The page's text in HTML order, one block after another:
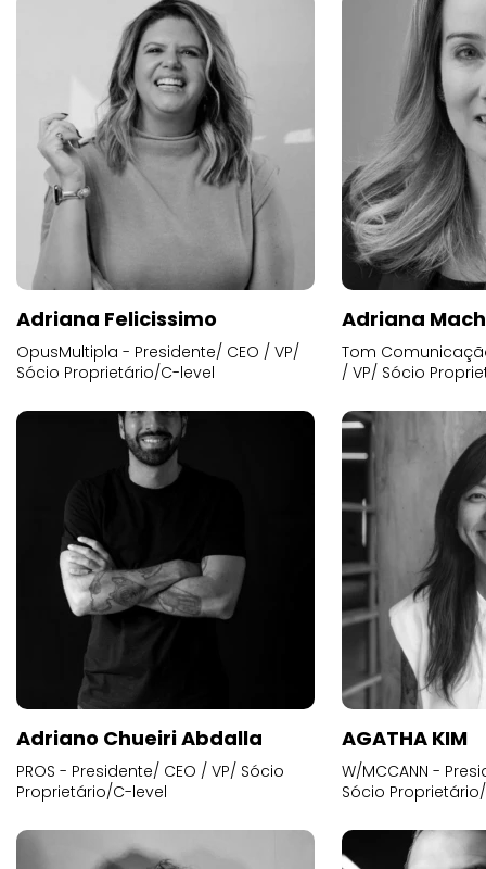
Adriana Felicissimo
OpusMultipla - Presidente/ CEO / VP/
Sócio Proprietário/C-level
Adriana
Tom
/ VP/ Sócio
Adriano Chueiri Abdalla
PROS - Presidente/ CEO / VP/ Sócio
Proprietário/C-level
AGATHA KIM
W/MCCANN -
Sócio